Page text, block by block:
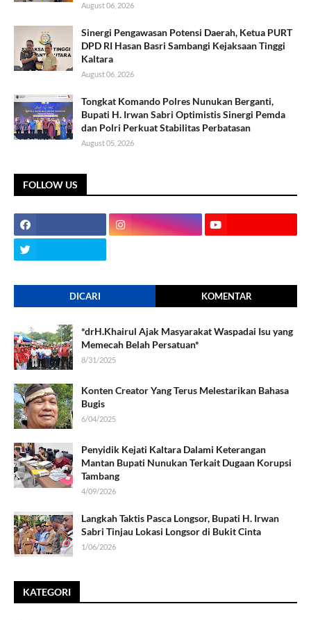
August 06, 2026
Sinergi Pengawasan Potensi Daerah, Ketua PURT
DPD RI Hasan Basri Sambangi Kejaksaan Tinggi
Kaltara
August 06, 2026
Tongkat Komando Polres Nunukan Berganti,
Bupati H. Irwan Sabri Optimistis Sinergi Pemda
dan Polri Perkuat Stabilitas Perbatasan
August 05, 2026
FOLLOW US
DICARI KOMENTAR
*drH.Khairul Ajak Masyarakat Waspadai Isu yang
Memecah Belah Persatuan*
8/31/2025
Konten Creator Yang Terus Melestarikan Bahasa
Bugis
6/04/2025
Penyidik Kejati Kaltara Dalami Keterangan
Mantan Bupati Nunukan Terkait Dugaan Korupsi
Tambang
4/09/2026
Langkah Taktis Pasca Longsor, Bupati H. Irwan
Sabri Tinjau Lokasi Longsor di Bukit Cinta
1/06/2026
KATEGORI